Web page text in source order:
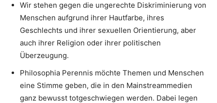
Wir stehen gegen die ungerechte Diskriminierung von
Menschen aufgrund ihrer Hautfarbe, ihres
Geschlechts und ihrer sexuellen Orientierung, aber
auch ihrer Religion oder ihrer politischen
Überzeugung.
Philosophia Perennis möchte Themen und Menschen
eine Stimme geben, die in den Mainstreammedien
ganz bewusst totgeschwiegen werden. Dabei legen